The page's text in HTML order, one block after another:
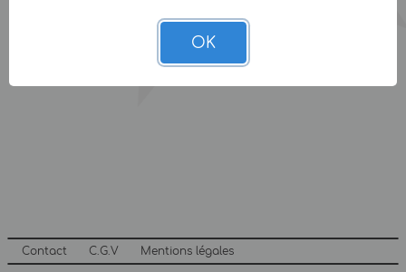
Contact C.G.V Mentions légales
OK